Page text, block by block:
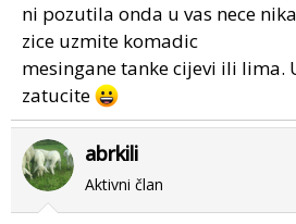
ni pozutila onda u vas nece
zice uzmite komadic
mesingane tanke cijevi ili lima.
zatucite
abrkili
Aktivni član